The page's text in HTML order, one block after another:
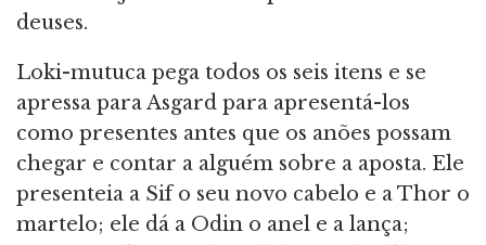
deuses.
Loki-mutuca pega todos os seis itens e se
apressa para Asgard para apresentá-los
como presentes antes que os anões possam
chegar e contar a alguém sobre a aposta. Ele
presenteia a Sif o seu novo cabelo e a Thor o
martelo; ele dá a Odin o anel e a lança;